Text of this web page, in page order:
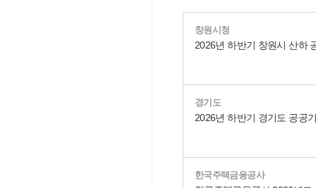
창원시청
경기도
한국주택금융공사